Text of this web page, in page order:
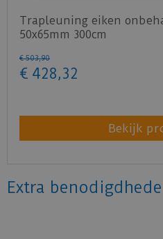
Trapleuning eiken
50x65mm 300cm
€ 503,90
€ 428,32
Bekijk
Extra